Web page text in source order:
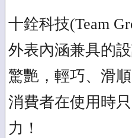
十銓科技(Team
外表內涵兼具的
驚艷，輕巧、滑
消費者在使用時
力！